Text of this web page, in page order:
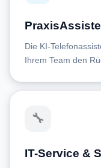
Die KI-
Ihrem Team den
🔧
IT-Service &